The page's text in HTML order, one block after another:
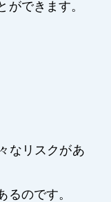
できます。
なリスクがあ
のです。